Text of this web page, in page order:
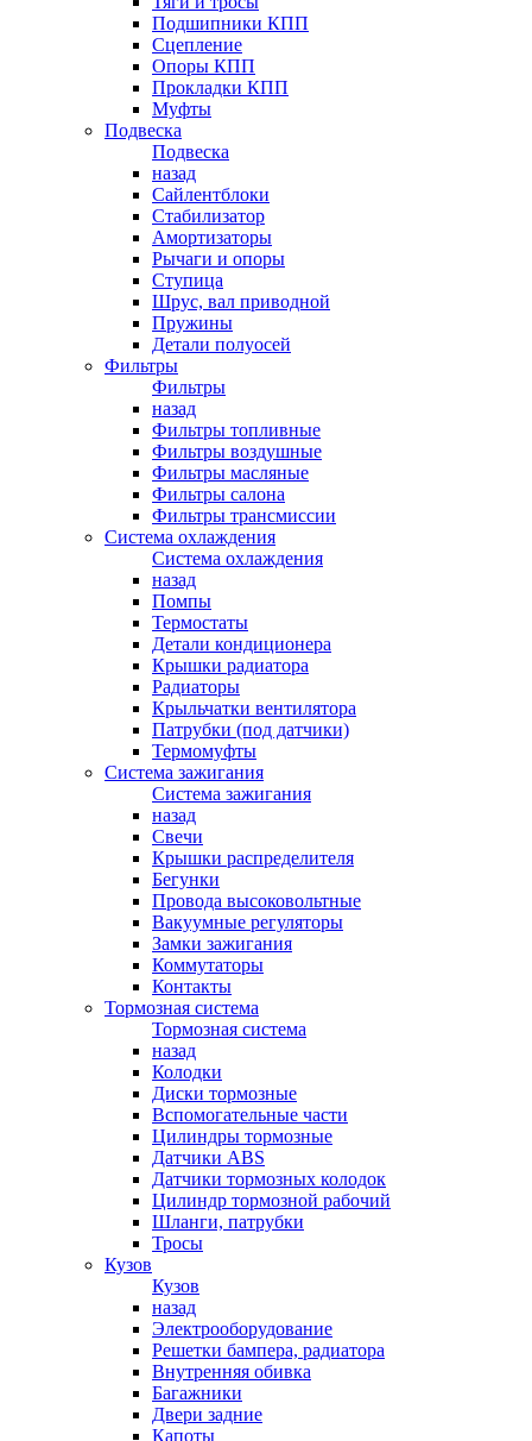
Подшипники КПП
Сцепление
Опоры КПП
Прокладки КПП
Муфты
Подвеска
Подвеска
назад
Сайлентблоки
Стабилизатор
Амортизаторы
Рычаги и опоры
Ступица
Шрус, вал приводной
Пружины
Детали полуосей
Фильтры
Фильтры
назад
Фильтры топливные
Фильтры воздушные
Фильтры масляные
Фильтры салона
Фильтры трансмиссии
Система охлаждения
Система охлаждения
назад
Помпы
Термостаты
Детали кондиционера
Крышки радиатора
Радиаторы
Крыльчатки вентилятора
Патрубки (под датчики)
Термомуфты
Система зажигания
Система зажигания
назад
Свечи
Крышки распределителя
Бегунки
Провода высоковольтные
Вакуумные регуляторы
Замки зажигания
Коммутаторы
Контакты
Тормозная система
Тормозная система
назад
Колодки
Диски тормозные
Вспомогательные части
Цилиндры тормозные
Датчики ABS
Датчики тормозных колодок
Цилиндр тормозной рабочий
Шланги, патрубки
Тросы
Кузов
Кузов
назад
Электрооборудование
Решетки бампера, радиатора
Внутренняя обивка
Багажники
Двери задние
Капоты